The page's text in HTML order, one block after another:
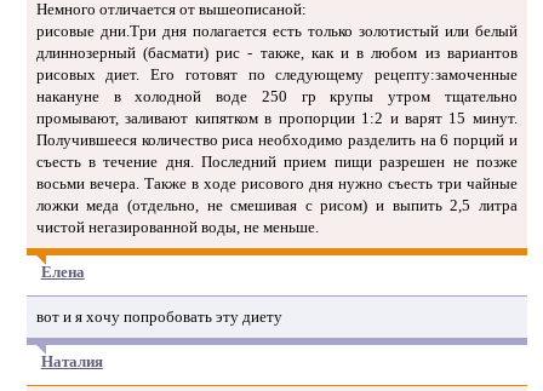
Немного отличается от вышеописаной:
рисовые дни.Три дня полагается есть только золотистый или белый
длиннозерный (басмати) рис - также, как и в любом из вариантов
рисовых диет. Его готовят по следующему рецепту:замоченные
накануне в холодной воде 250 гр крупы утром тщательно
промывают, заливают кипятком в пропорции 1:2 и варят 15 минут.
Получившееся количество риса необходимо разделить на 6 порций и
съесть в течение дня. Последний прием пищи разрешен не позже
восьми вечера. Также в ходе рисового дня нужно съесть три чайные
ложки меда (отдельно, не смешивая с рисом) и выпить 2,5 литра
чистой негазированной воды, не меньше.
Елена
вот и я хочу попробовать эту диету
Наталия